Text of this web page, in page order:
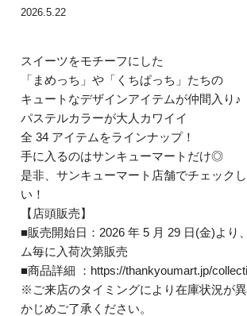
2026.5.22
スイーツをモチーフにした
「まめっち」や「くちぱっち」たちの
キュートなデザインアイテムが仲間入り♪
パステルカラーが大人カワイイ
全 34 アイテムをラインナップ！
手に入るのはサンキューマートだけ◎
是非、サンキューマート店舗でチェック
い！
【店頭販売】
■販売開始日：2026 年 5 月 29 日(金)より
ム毎に入荷次第販売
■商品詳細 ：https://thankyoumart.jp/
※ご来店のタイミングにより在庫状況が
かじめご了承ください。